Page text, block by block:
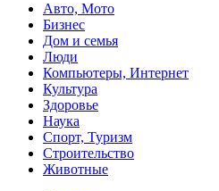
Авто, Мото
Бизнес
Дом и семья
Люди
Компьютеры, Интернет
Культура
Здоровье
Наука
Спорт, Туризм
Строительство
Животные